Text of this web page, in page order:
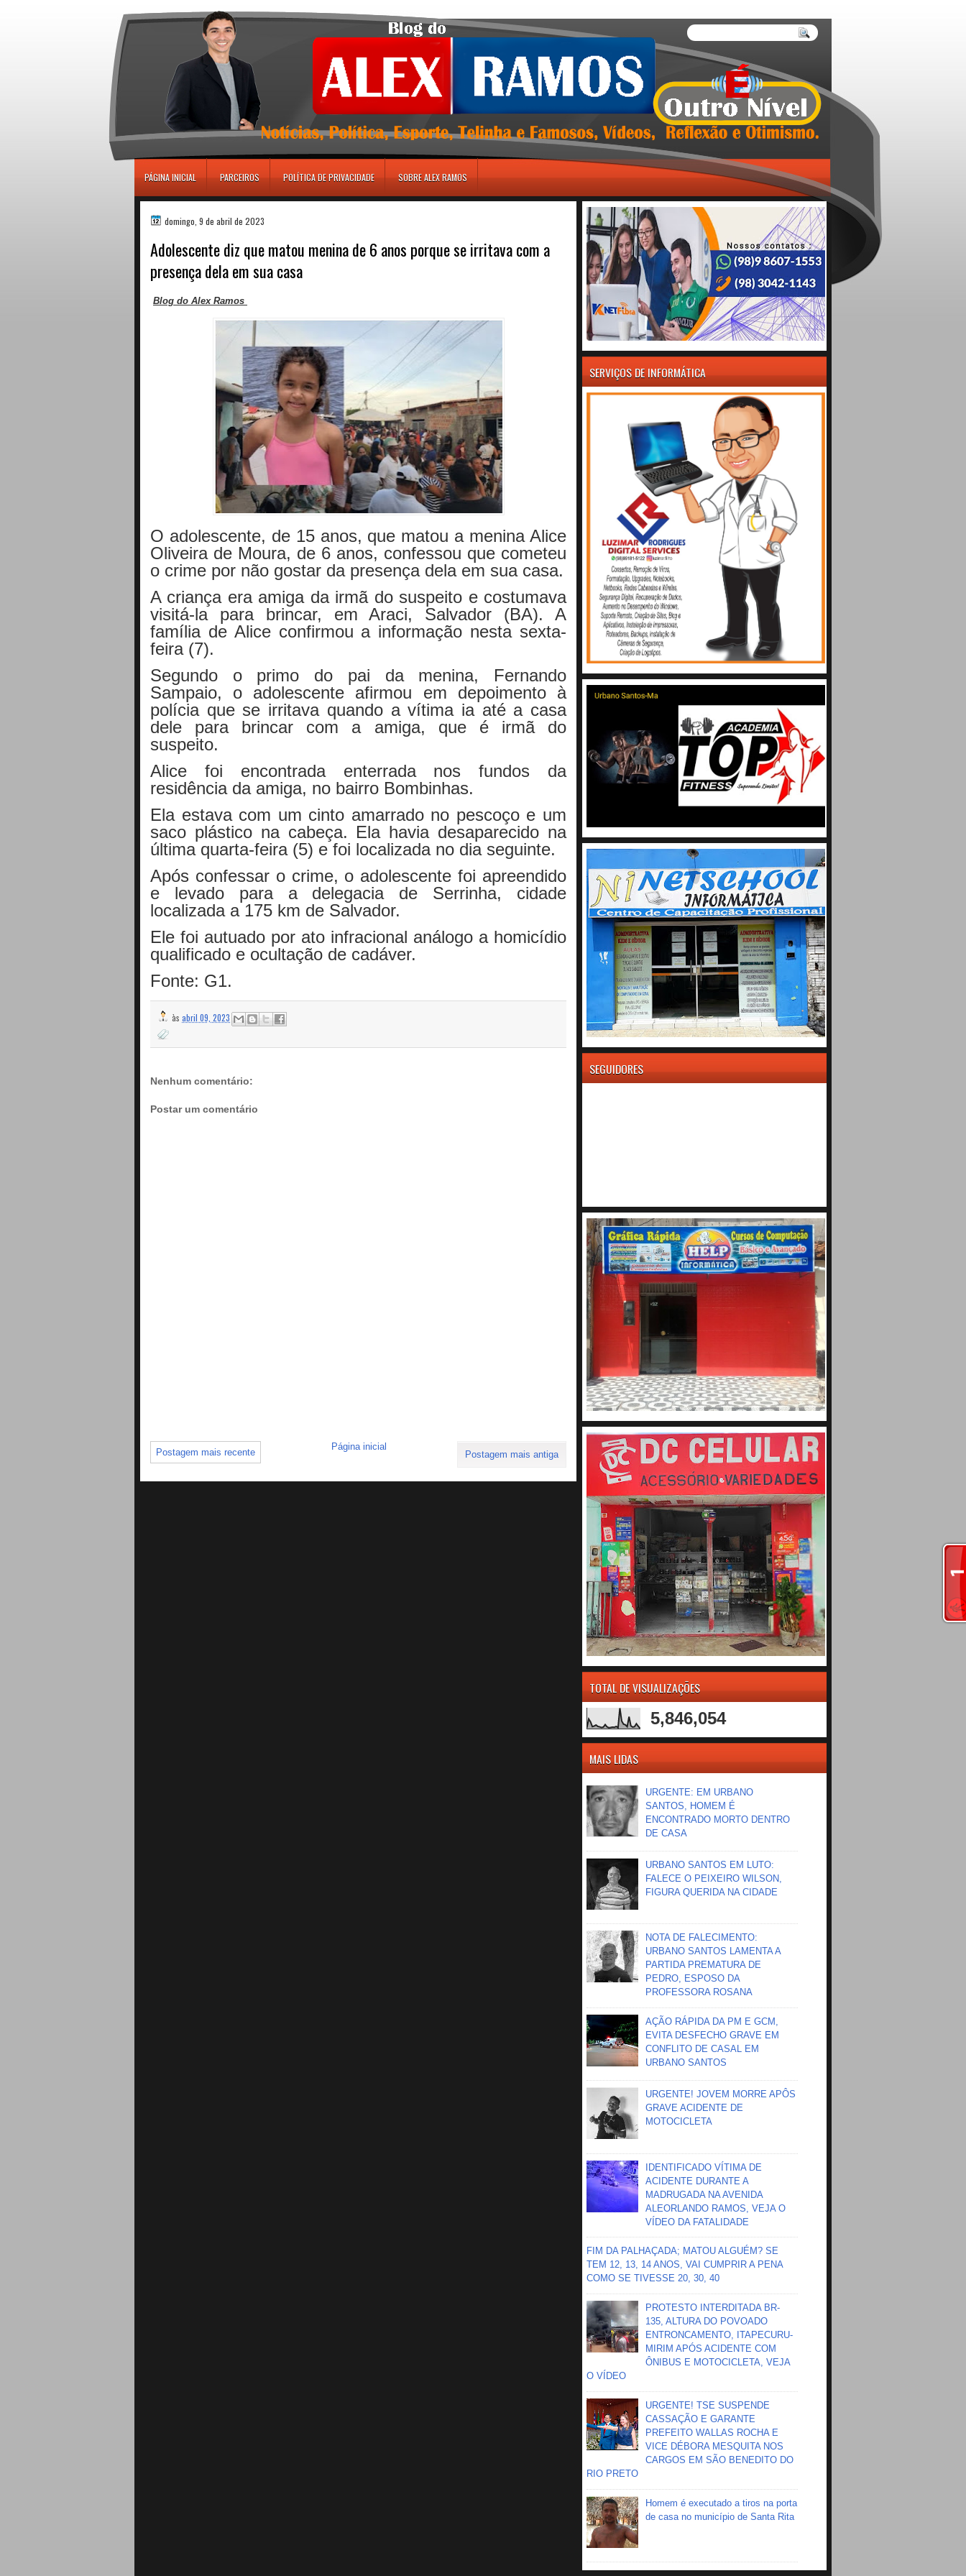
PÁGINA INICIAL PARCEIROS POLÍTICA DE PRIVACIDADE SOBRE ALEX RAMOS
domingo, 9 de abril de 2023
Adolescente diz que matou menina de 6 anos porque se irritava com a
presença dela em sua casa
Blog do Alex Ramos
O adolescente, de 15 anos, que matou a menina Alice
Oliveira de Moura, de 6 anos, confessou que cometeu
o crime por não gostar da presença dela em sua casa.
A criança era amiga da irmã do suspeito e costumava
visitá-la para brincar, em Araci, Salvador (BA). A
família de Alice confirmou a informação nesta sexta-
feira (7).
Segundo o primo do pai da menina, Fernando
Sampaio, o adolescente afirmou em depoimento à
polícia que se irritava quando a vítima ia até a casa
dele para brincar com a amiga, que é irmã do
suspeito.
Alice foi encontrada enterrada nos fundos da
residência da amiga, no bairro Bombinhas.
Ela estava com um cinto amarrado no pescoço e um
saco plástico na cabeça. Ela havia desaparecido na
última quarta-feira (5) e foi localizada no dia seguinte.
Após confessar o crime, o adolescente foi apreendido
e levado para a delegacia de Serrinha, cidade
localizada a 175 km de Salvador.
Ele foi autuado por ato infracional análogo a homicídio
qualificado e ocultação de cadáver.
Fonte: G1.
às abril 09, 2023
Nenhum comentário:
Postar um comentário
Postagem mais recente Postagem mais antiga
Página inicial
SERVIÇOS DE INFORMÁTICA
SEGUIDORES
TOTAL DE VISUALIZAÇÕES
5,846,054
MAIS LIDAS
URGENTE: EM URBANO
SANTOS, HOMEM É
ENCONTRADO MORTO DENTRO
DE CASA
URBANO SANTOS EM LUTO:
FALECE O PEIXEIRO WILSON,
FIGURA QUERIDA NA CIDADE
NOTA DE FALECIMENTO:
URBANO SANTOS LAMENTA A
PARTIDA PREMATURA DE
PEDRO, ESPOSO DA
PROFESSORA ROSANA
AÇÃO RÁPIDA DA PM E GCM,
EVITA DESFECHO GRAVE EM
CONFLITO DE CASAL EM
URBANO SANTOS
URGENTE! JOVEM MORRE APÔS
GRAVE ACIDENTE DE
MOTOCICLETA
IDENTIFICADO VÍTIMA DE
ACIDENTE DURANTE A
MADRUGADA NA AVENIDA
ALEORLANDO RAMOS, VEJA O
VÍDEO DA FATALIDADE
FIM DA PALHAÇADA; MATOU ALGUÉM? SE
TEM 12, 13, 14 ANOS, VAI CUMPRIR A PENA
COMO SE TIVESSE 20, 30, 40
PROTESTO INTERDITADA BR-
135, ALTURA DO POVOADO
ENTRONCAMENTO, ITAPECURU-
MIRIM APÓS ACIDENTE COM
ÔNIBUS E MOTOCICLETA, VEJA
O VÍDEO
URGENTE! TSE SUSPENDE
CASSAÇÃO E GARANTE
PREFEITO WALLAS ROCHA E
VICE DÉBORA MESQUITA NOS
CARGOS EM SÃO BENEDITO DO
RIO PRETO
Homem é executado a tiros na porta
de casa no município de Santa Rita